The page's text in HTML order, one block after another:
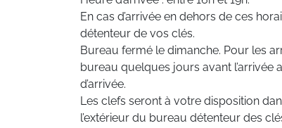
En cas d’arrivée en dehors de ces
détenteur de vos clés.
Bureau fermé le dimanche. Pour les
bureau quelques jours avant l’arrivée
d’arrivée.
Les clefs seront à votre disposition
l’extérieur du bureau détenteur des